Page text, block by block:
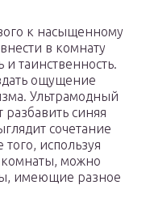
к насыщенному
в комнату
таинственность.
ощущение
Ультрамодный
синяя
сочетание
используя
можно
имеющие разное